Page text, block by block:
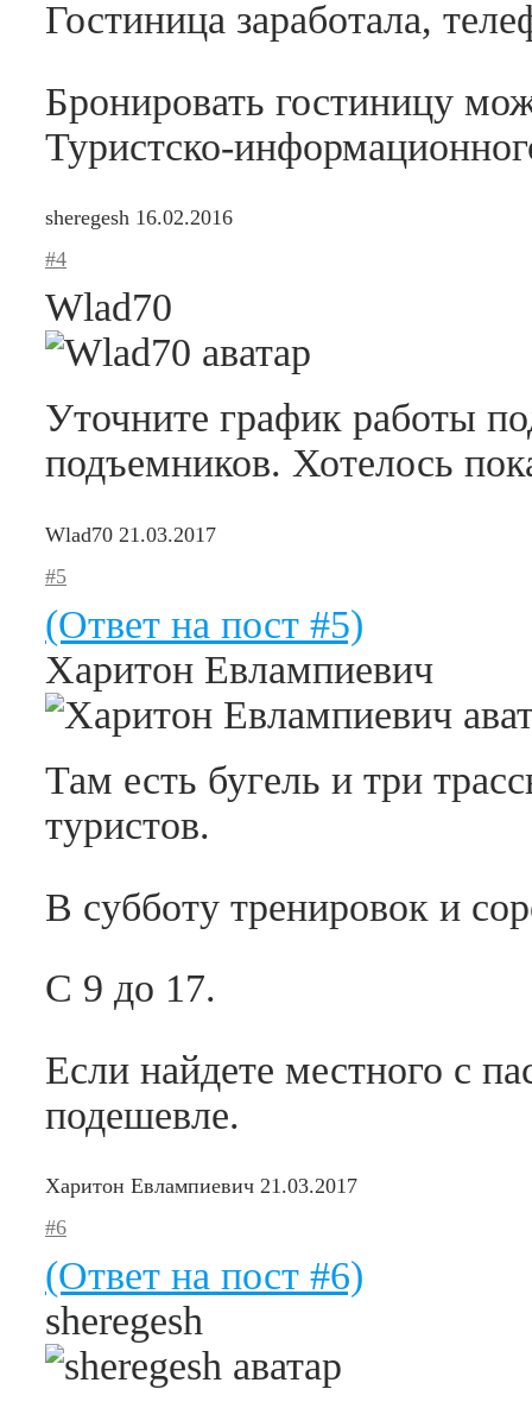
Гостиница заработала,
Бронировать гостиницу
Туристско-
sheregesh 16.02.2016
#4
Wlad70
Уточните график работы
подъемников. Хотелось
Wlad70 21.03.2017
#5
(Ответ на пост #5)
Харитон Евлампиевич
Там есть бугель и три
туристов.
В субботу тренировок и
С 9 до 17.
Если найдете местного с
подешевле.
Харитон Евлампиевич 21.03.2017
#6
(Ответ на пост #6)
sheregesh